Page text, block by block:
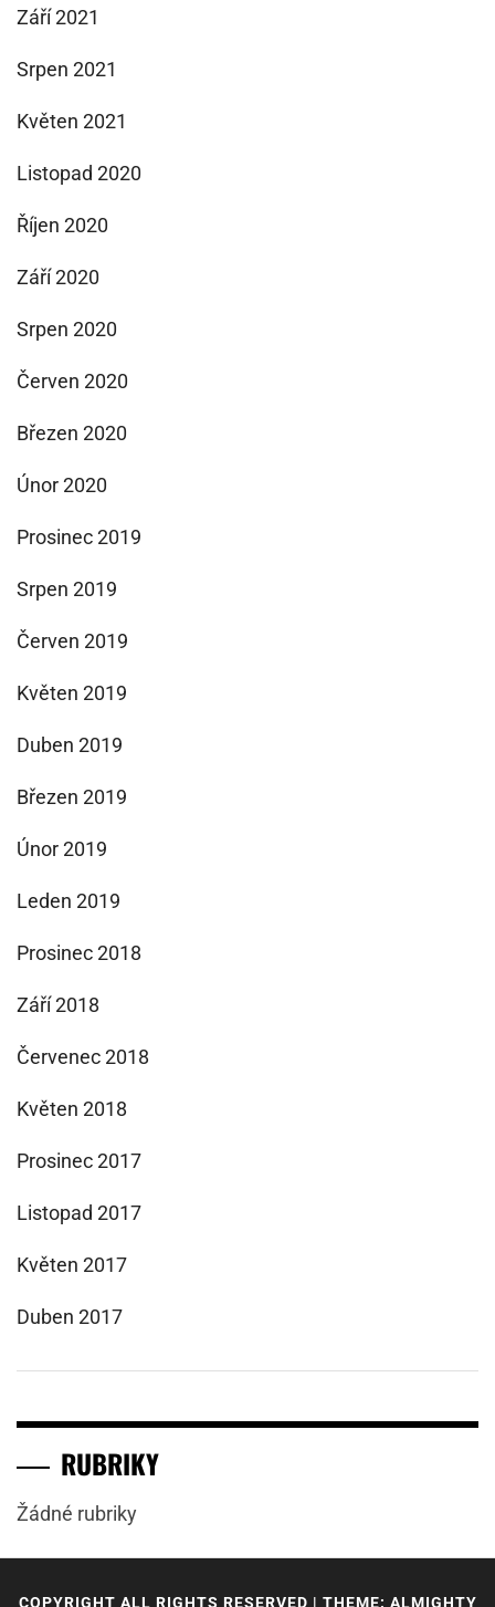
Září 2021
Srpen 2021
Květen 2021
Listopad 2020
Říjen 2020
Září 2020
Srpen 2020
Červen 2020
Březen 2020
Únor 2020
Prosinec 2019
Srpen 2019
Červen 2019
Květen 2019
Duben 2019
Březen 2019
Únor 2019
Leden 2019
Prosinec 2018
Září 2018
Červenec 2018
Květen 2018
Prosinec 2017
Listopad 2017
Květen 2017
Duben 2017
RUBRIKY
Žádné rubriky
COPYRIGHT ALL RIGHTS RESERVED | THEME: ALMIGHTY